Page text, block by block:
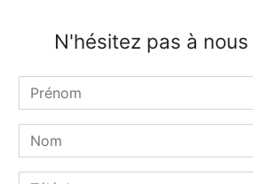
N'hésitez pas à